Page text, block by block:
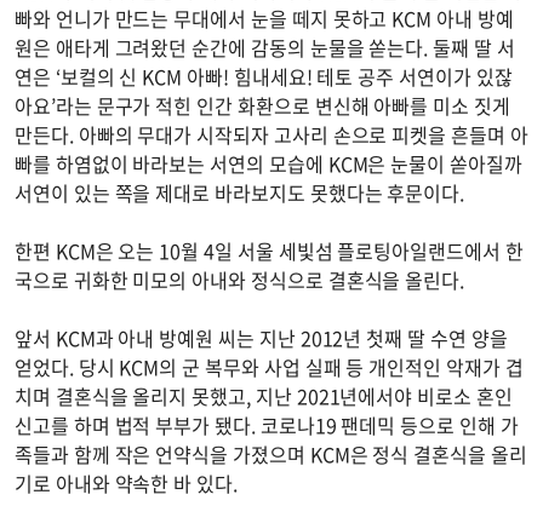
빠와 언니가 만드는 무대에서 눈을 떼지 못하고 KCM 아내 방예
원은 애타게 그려왔던 순간에 감동의 눈물을 쏟는다. 둘째 딸 서
연은 ‘보컬의 신 KCM 아빠! 힘내세요! 테토 공주 서연이가 있잖
아요’라는 문구가 적힌 인간 화환으로 변신해 아빠를 미소 짓게
만든다. 아빠의 무대가 시작되자 고사리 손으로 피켓을 흔들며 아
빠를 하염없이 바라보는 서연의 모습에 KCM은 눈물이 쏟아질까
서연이 있는 쪽을 제대로 바라보지도 못했다는 후문이다.
한편 KCM은 오는 10월 4일 서울 세빛섬 플로팅아일랜드에서 한
국으로 귀화한 미모의 아내와 정식으로 결혼식을 올린다.
앞서 KCM과 아내 방예원 씨는 지난 2012년 첫째 딸 수연 양을
얻었다. 당시 KCM의 군 복무와 사업 실패 등 개인적인 악재가 겹
치며 결혼식을 올리지 못했고, 지난 2021년에서야 비로소 혼인
신고를 하며 법적 부부가 됐다. 코로나19 팬데믹 등으로 인해 가
족들과 함께 작은 언약식을 가졌으며 KCM은 정식 결혼식을 올리
기로 아내와 약속한 바 있다.